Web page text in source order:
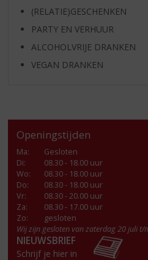
(RELATIE)GESCHENKEN
PARTY EN VERHUUR
ALCOHOLVRIJE DRANKEN
VEGAN DRANKEN
Openingstijden
Ma:
Gesloten
Di:
08.30 - 18.00 uur
Wo:
08.30 - 18.00 uur
Do:
08.30 - 18.00 uur
Vr:
08.30 - 20.00 uur
Za:
08.30 - 17.00 uur
Zo:
gesloten
Wij zijn gesloten van zaterdag 20 juli t/
NIEUWSBRIEF
Schrijf je hier in